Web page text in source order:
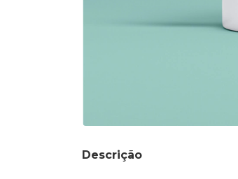
Descrição